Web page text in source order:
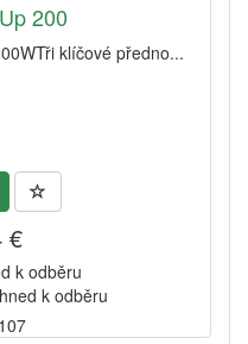
200
klíčové předno...
€
k odběru
k odběru